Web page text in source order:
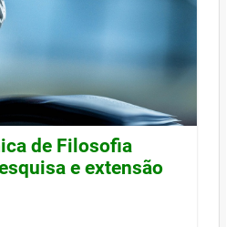
de Filosofia
e extensão